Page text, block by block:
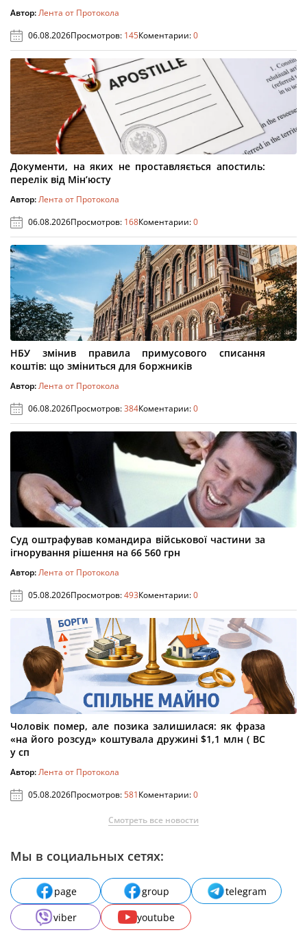
Автор:Лента от Протокола
06.08.2026Просмотров: 145Коментарии:0
Документи, на яких не проставляється апостиль:
перелік від Мін’юсту
Автор:Лента от Протокола
06.08.2026Просмотров: 168Коментарии:0
НБУ змінив правила примусового списання
коштів: що зміниться для боржників
Автор:Лента от Протокола
06.08.2026Просмотров:384Коментарии:0
Суд оштрафував командира військової частини за
ігнорування рішення на 66 560 грн
Автор:Лента от Протокола
05.08.2026Просмотров:493Коментарии:0
Чоловік помер, але позика залишилася: як фраза
«на його розсуд» коштувала дружині $1,1 млн ( ВС
у сп
Автор:Лента от Протокола
05.08.2026Просмотров:581Коментарии:0
Смотреть все новости
Мы в социальных сетях:
page group
telegram
viber
youtube